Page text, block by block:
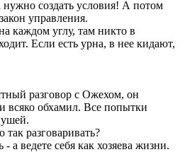
нужно создать условия! А потом
управления.
каждом углу, там никто в
Если есть урна, в нее кидают,
разговор с Ожехом, он
всяко обхамил. Все попытки
ушей.
так разговаривать?
а ведете себя как хозяева жизни.